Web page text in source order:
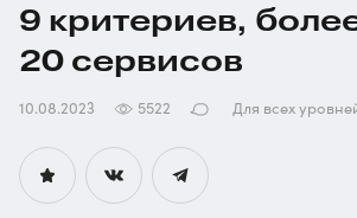
9 критериев,
20 сервисов
10.08.2023 5522 Для всех